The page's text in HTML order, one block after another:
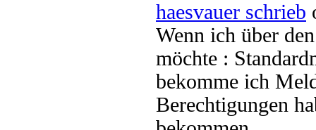
haesvauer schrieb
Wenn ich über
möchte :
bekomme ich
Berechtigungen